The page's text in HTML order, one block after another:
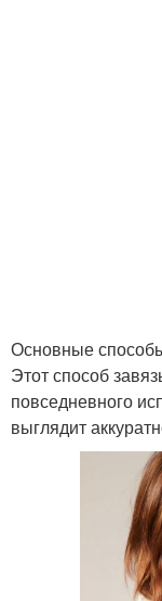
Основные
Этот способ
повседневного
выглядит